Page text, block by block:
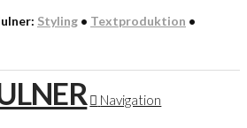
Styling • Textproduktion •
Navigation